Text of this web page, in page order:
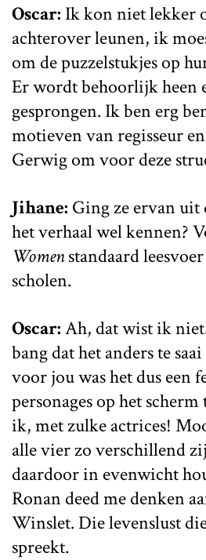
Oscar: Ik kon niet lekker
achterover leunen, ik
om de puzzelstukjes op
Er wordt behoorlijk heen
gesprongen. Ik ben erg
motieven van regisseur
Gerwig om voor deze
Jihane: Ging ze ervan uit
het verhaal wel kennen?
Womenstandaard
scholen.
Oscar:Ah, dat wist ik
bang dat het anders te
voor jou was het dus een
personages op het scherm
ik, met zulke actrices!
alle vier zo verschillend
daardoor in evenwicht
Ronan deed me denken
Winslet. Die levenslust
spreekt.